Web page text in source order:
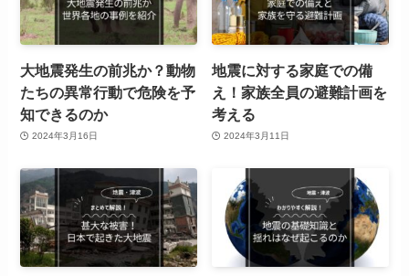
大地震発生の前兆か？動物
たちの異常行動で危険を予
知できるのか
2024年3月16日
地震に対する家庭での備
え！家族全員の避難計画を
考える
2024年3月11日